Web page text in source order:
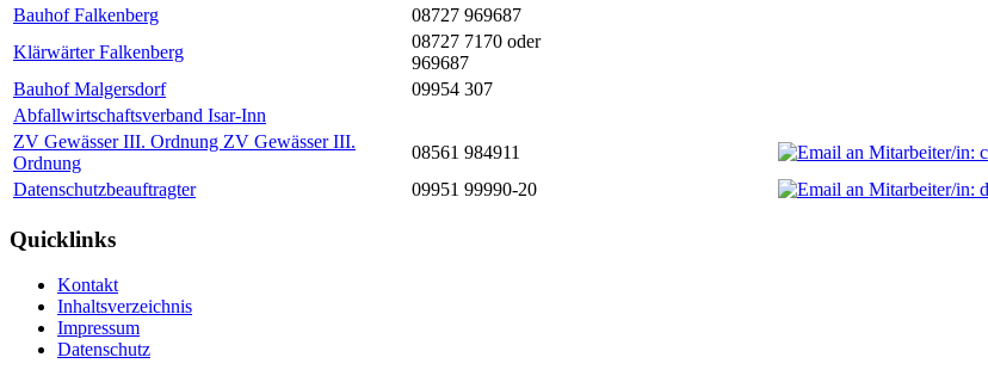
Bauhof Falkenberg
08727 969687
Klärwärter Falkenberg
08727 7170 oder
969687
Bauhof Malgersdorf
09954 307
Abfallwirtschaftsverband Isar-Inn
ZV Gewässer III. Ordnung ZV Gewässer III.
Ordnung
08561 984911
Datenschutzbeauftragter
09951 99990-20
Quicklinks
Kontakt
Inhaltsverzeichnis
Impressum
Datenschutz